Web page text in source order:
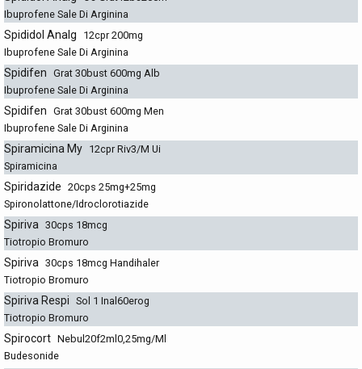
Ibuprofene Sale Di Arginina
Spididol Analg
12cpr 200mg
Ibuprofene Sale Di Arginina
Spidifen Grat 30bust 600mg Alb
Ibuprofene Sale Di Arginina
Spidifen Grat 30bust 600mg Men
Ibuprofene Sale Di Arginina
Spiramicina My 12cpr Riv3/M Ui
Spiramicina
Spiridazide 20cps 25mg+25mg
Spironolattone/Idroclorotiazide
Spiriva 30cps 18mcg
Tiotropio Bromuro
Spiriva 30cps 18mcg Handihaler
Tiotropio Bromuro
Spiriva Respi Sol 1 Inal60erog
Tiotropio Bromuro
Spirocort Nebul20f2ml0,25mg/Ml
Budesonide